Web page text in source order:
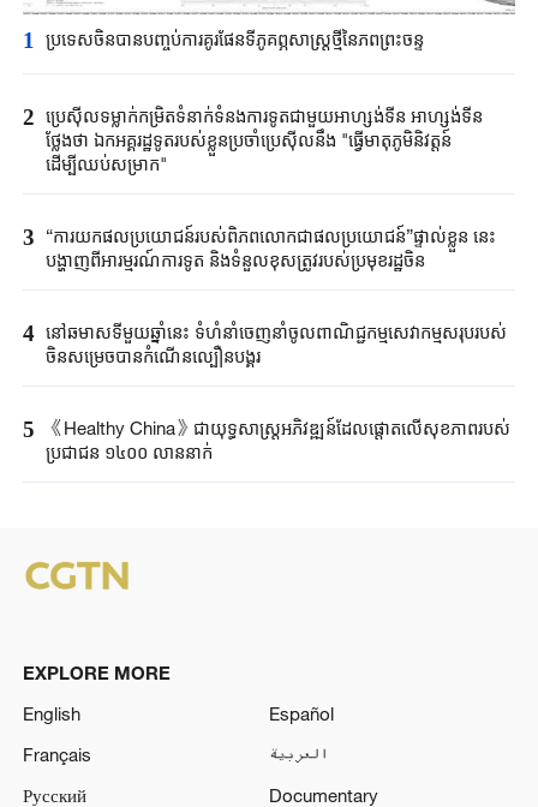
1 ប្រទេសចិនបាន​បញ្ចប់ការគូរផែនទី​ភូគព្ភសាស្ត្រ​ថ្មីនៃភពព្រះចន្ទ​​
2 ប្រេស៊ីល​ទម្លាក់កម្រិត​ទំនាក់ទំនង​ការទូត​ជាមួយអាហ្សង់ទីន ​អាហ្សង់ទីន
ថ្លែងថា ​ឯកអគ្គរដ្ឋទូត​របស់ខ្លួន​ប្រចាំប្រេស៊ីលនឹង​ "​ធ្វើមាតុភូមិនិវត្តន៍​
ដើម្បីឈប់​សម្រាក"​
3
“ការយកផលប្រយោជន៍របស់ពិភពលោកជាផលប្រយោជន៍”ផ្ទាល់ខ្លួន នេះ
បង្ហាញពីអារម្មរណ៍ការទូត និងទំនួលខុសត្រូវរបស់ប្រមុខរដ្ឋចិន
4 នៅឆមាសទីមួយឆ្នាំនេះ ទំហំនាំចេញនាំចូលពាណិជ្ជកម្មសេវាកម្មសរុបរបស់
ចិនសម្រេចបានកំណើនល្បឿនបង្គួរ
5
《Healthy China》​ជា​យុទ្ធសាស្ត្រ​អភិវឌ្ឍន៍​ដែលផ្តោត​លើ​សុខភាព​របស់​
ប្រជាជន ​១៤០០ ​លាន​នាក់​​
EXPLORE MORE
English
Español
Français
العربية
Русский
Documentary